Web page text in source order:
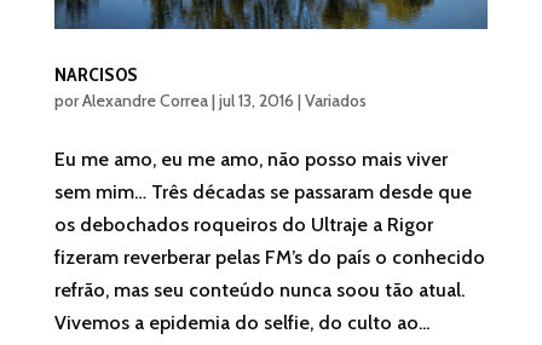
NARCISOS
porAlexandre Correa|jul 13, 2016 |Variados
Eu me amo, eu me amo, não posso mais viver
sem mim… Três décadas se passaram desde que
os debochados roqueiros do Ultraje a Rigor
fizeram reverberar pelas FM’s do país o conhecido
refrão, mas seu conteúdo nunca soou tão atual.
Vivemos a epidemia do selfie, do culto ao...